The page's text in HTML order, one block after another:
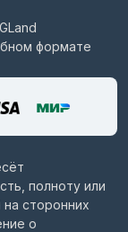
формате
полноту или
сторонних
о